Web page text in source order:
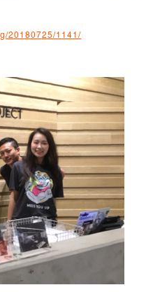
20180725/1141/